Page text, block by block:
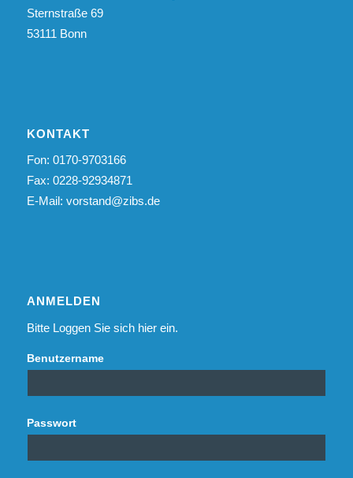
Sternstraße 69
53111 Bonn
KONTAKT
Fon: 0170-9703166
Fax: 0228-92934871
E-Mail: vorstand@zibs.de
ANMELDEN
Bitte Loggen Sie sich hier ein.
Benutzername
Passwort